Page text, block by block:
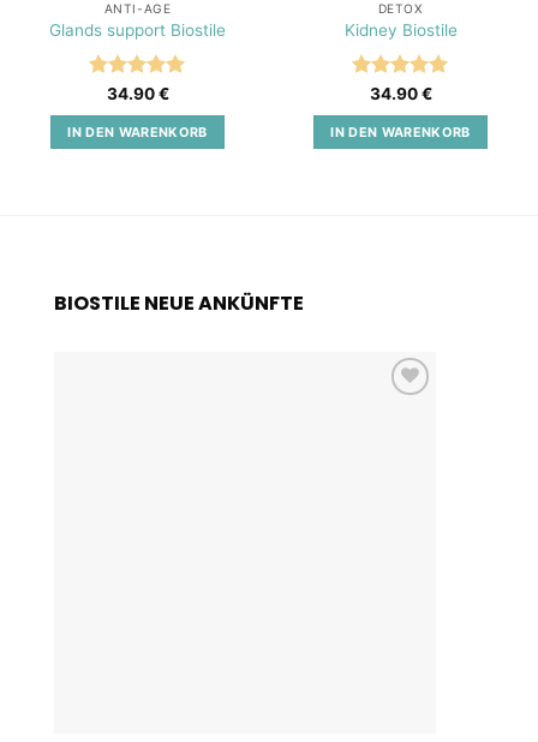
ANTI-AGE
Glands support Biostile
Bewertet
mit5von
5
34.90€
IN DEN WARENKORB
DETOX
Kidney Biostile
Bewertet
mit5von
5
34.90€
IN DEN WARENKORB
BIOSTILE NEUE ANKÜNFTE